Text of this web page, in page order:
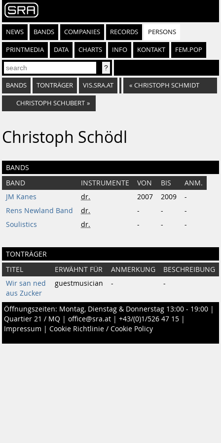
NEWS BANDS COMPANIES RECORDS PERSONS
PRINTMEDIA DATA CHARTS INFO KONTAKT FEM.POP
BANDS TONTRÄGER VIS.SRA.AT « CHRISTOPH SCHMIDT
CHRISTOPH SCHUBERT »
Christoph Schödl
BANDS
BAND INSTRUMENTE VON BIS
ANM.
JM Kanes
dr. 2007 2009
-
Rens Newland Band
dr. - -
-
Soulistics
dr. - - -
TONTRÄGER
TITEL ERWÄHNT FÜR ANMERKUNG
BESCHREIBUNG
Wir san ned
aus Zucker
guestmusician - -
Öffnungszeiten: Montag, Dienstag & Donnerstag 13:00 - 19:00 |
Quartier 21 / MQ | office@sra.at | +43/(0)1/526 47 15 |
Impressum | Cookie Richtlinie / Cookie Policy